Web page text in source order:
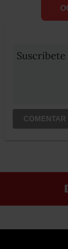
COMENTAR